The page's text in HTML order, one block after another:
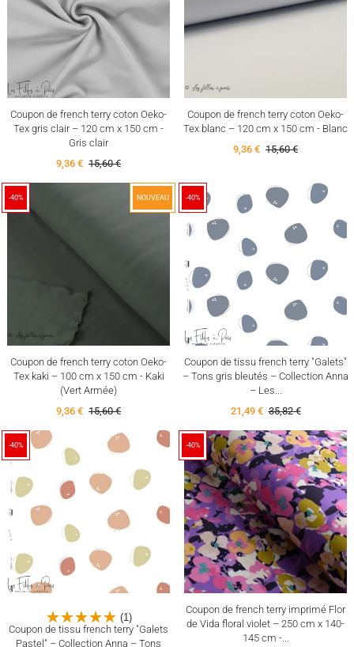
Coupon de french terry coton Oeko-
Tex gris clair – 120 cm x 150 cm -
Gris clair
9,36 € 15,60 €
Coupon de french terry coton Oeko-
Tex blanc – 120 cm x 150 cm - Blanc
9,36 € 15,60 €
-40% NOUVEAU
Coupon de french terry coton Oeko-
Tex kaki – 100 cm x 150 cm - Kaki
(Vert Armée)
9,36 € 15,60 €
-40%
Coupon de tissu french terry "Galets"
– Tons gris bleutés – Collection Anna
– Les...
21,49 € 35,82 €
-40%
(1)
Coupon de tissu french terry "Galets
Pastel" – Collection Anna – Tons
-40%
Coupon de french terry imprimé Flor
de Vida floral violet – 250 cm x 140-
145 cm -...